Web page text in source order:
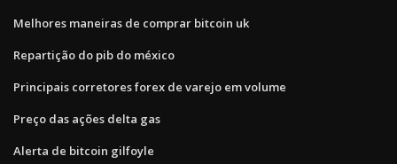
Melhores maneiras de comprar bitcoin uk
Repartição do pib do méxico
Principais corretores forex de varejo em volume
Preço das ações delta gas
Alerta de bitcoin gilfoyle